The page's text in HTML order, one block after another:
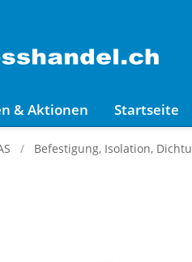
& Aktionen Startseite
Befestigung, Isolation,